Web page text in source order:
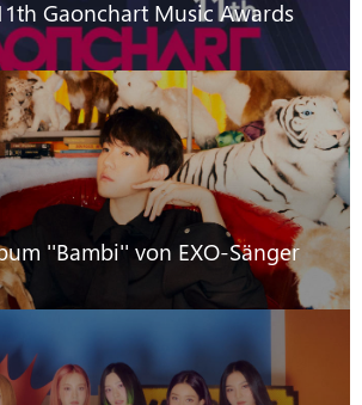
Gaonchart Music Awards
''Bambi'' von EXO-Sänger